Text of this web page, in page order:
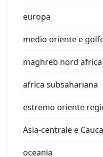
europa
medio oriente e
maghreb nord africa
africa subsahariana
estremo oriente
Asia-centrale e
oceania